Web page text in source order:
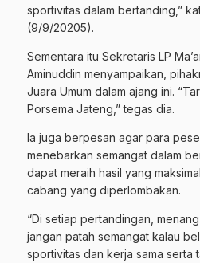
sportivitas dalam bertanding,”
(9/9/20205).
Sementara itu Sekretaris LP
Aminuddin menyampaikan,
Juara Umum dalam ajang ini.
Porsema Jateng,” tegas dia.
Ia juga berpesan agar para
menebarkan semangat dalam
dapat meraih hasil yang
cabang yang diperlombakan.
“Di setiap pertandingan,
jangan patah semangat kalau
sportivitas dan kerja sama serta